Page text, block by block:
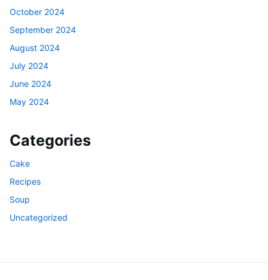
October 2024
September 2024
August 2024
July 2024
June 2024
May 2024
Categories
Cake
Recipes
Soup
Uncategorized